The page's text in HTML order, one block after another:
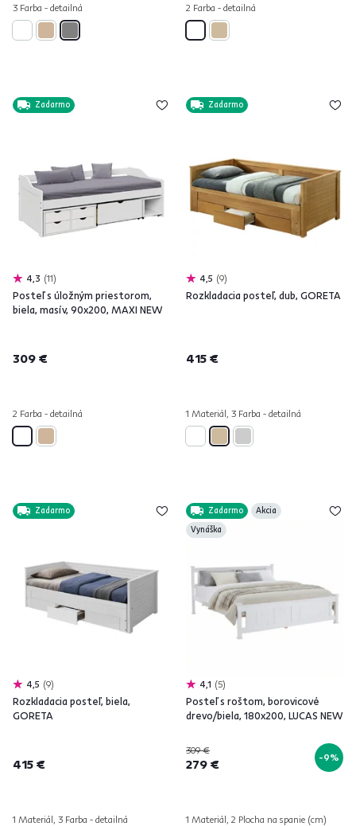
3 Farba - detailná 2 Farba - detailná
Zadarmo
4,3 11
Posteľ s úložným priestorom,
biela, masív, 90x200, MAXI NEW
309 €
2 Farba - detailná
Zadarmo
4,5 9
Rozkladacia posteľ, dub, GORETA
415 €
1 Materiál, 3 Farba - detailná
Zadarmo
4,5 9
Rozkladacia posteľ, biela,
GORETA
415 €
1 Materiál, 3 Farba - detailná
Zadarmo
Akcia
Vynáška
4,1 5
Posteľ s roštom, borovicové
drevo/biela, 180x200, LUCAS NEW
309 €
279 € -9%
1 Materiál, 2 Plocha na spanie (cm)